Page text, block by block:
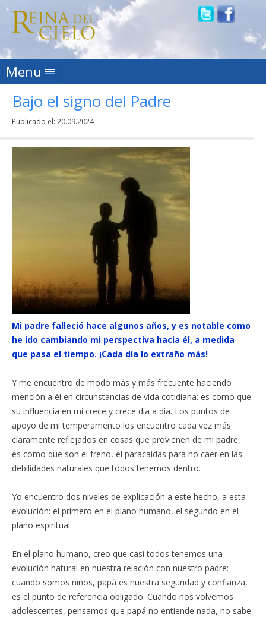
Menu Skip to content
Bajo el signo del Padre
Publicado el: 20.09.2024
Mi padre falleció hace algunos años, y es notable como
he ido cambiando mi perspectiva hacia él, a medida
que pasa el tiempo. ¡Cada día lo extraño más!
Y me encuentro de modo más y más frecuente haciendo
mención a él en circunstancias de vida cotidiana: es como que
su influencia en mi crece y crece día a día. Los puntos de
apoyo de mi temperamento los encuentro cada vez más
claramente reflejados en cosas que provienen de mi padre,
es como que son el freno, el paracaídas para no caer en las
debilidades naturales que todos tenemos dentro.
Yo encuentro dos niveles de explicación a este hecho, a esta
evolución: el primero en el plano humano, el segundo en el
plano espiritual.
En el plano humano, creo que casi todos tenemos una
evolución natural en nuestra relación con nuestro padre:
cuando somos niños, papá es nuestra seguridad y confianza,
es el punto de referencia obligado. Cuando nos volvemos
adolescentes, pensamos que papá no entiende nada, no sabe